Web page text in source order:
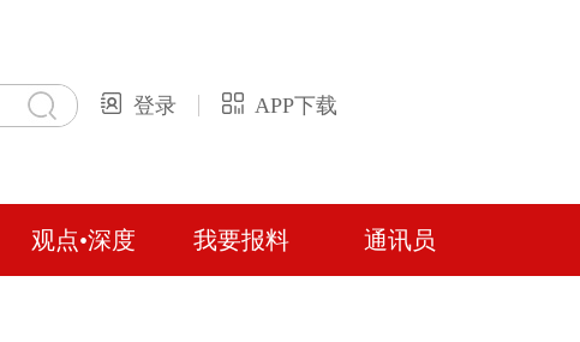
登录 APP下载
观点•深度 我要报料 通讯员